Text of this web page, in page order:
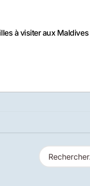
à visiter aux Maldives
R
e